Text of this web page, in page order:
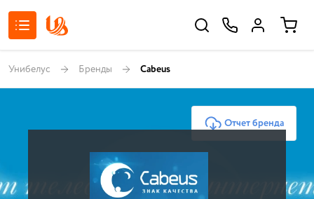
Унибелус Бренды Cabeus
Отчет бренда